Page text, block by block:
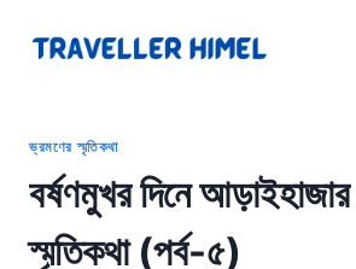
ভ্রমণের স্মৃতিকথা
বর্ষণমুখর দিনে
স্মৃতিকথা (পর্ব-৫)